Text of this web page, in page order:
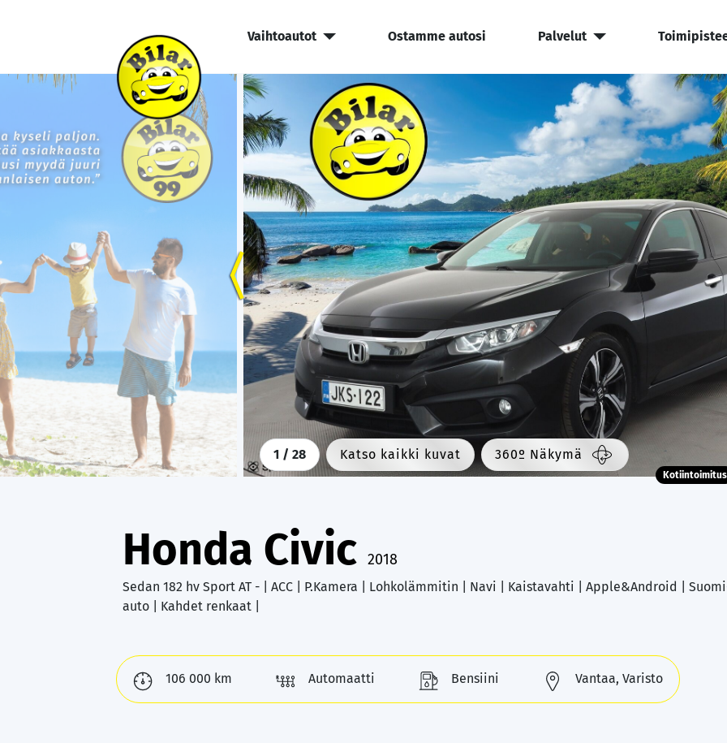
Vaihtoautot Ostamme autosi Palvelut
1 / 28 Katso kaikki kuvat 360º Näkymä
Kotiintoimitus
Honda Civic 2018
Sedan 182 hv Sport AT - | ACC | P.Kamera | Lohkolämmitin | Navi | Kaistavahti | Apple&Android |
auto | Kahdet renkaat |
106 000 km Automaatti Bensiini
Vantaa, Varisto